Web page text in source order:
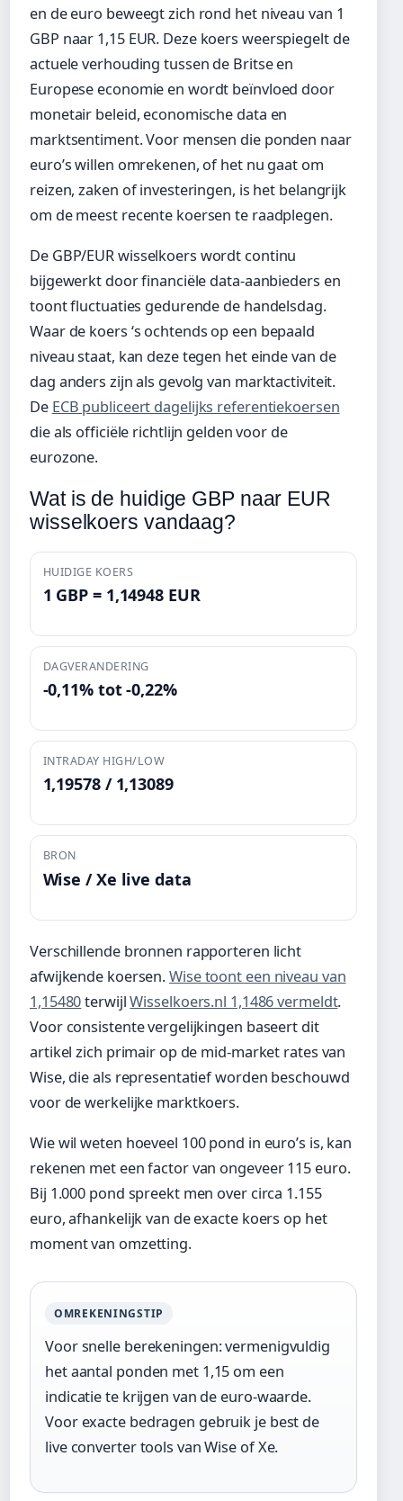
en de euro beweegt zich rond het niveau van 1
GBP naar 1,15 EUR. Deze koers weerspiegelt de
actuele verhouding tussen de Britse en
Europese economie en wordt beïnvloed door
monetair beleid, economische data en
marktsentiment. Voor mensen die ponden naar
euro’s willen omrekenen, of het nu gaat om
reizen, zaken of investeringen, is het belangrijk
om de meest recente koersen te raadplegen.
De GBP/EUR wisselkoers wordt continu
bijgewerkt door financiële data-aanbieders en
toont fluctuaties gedurende de handelsdag.
Waar de koers ‘s ochtends op een bepaald
niveau staat, kan deze tegen het einde van de
dag anders zijn als gevolg van marktactiviteit.
De ECB publiceert dagelijks referentiekoersen
die als officiële richtlijn gelden voor de
eurozone.
Wat is de huidige GBP naar EUR
wisselkoers vandaag?
HUIDIGE KOERS
1 GBP = 1,14948 EUR
DAGVERANDERING
-0,11% tot -0,22%
INTRADAY HIGH/LOW
1,19578 / 1,13089
BRON
Wise / Xe live data
Verschillende bronnen rapporteren licht
afwijkende koersen.Wise toont een niveau van
1,15480terwijlWisselkoers.nl 1,1486 vermeldt.
Voor consistente vergelijkingen baseert dit
artikel zich primair op de mid-market rates van
Wise, die als representatief worden beschouwd
voor de werkelijke marktkoers.
Wie wil weten hoeveel 100 pond in euro’s is, kan
rekenen met een factor van ongeveer 115 euro.
Bij 1.000 pond spreekt men over circa 1.155
euro, afhankelijk van de exacte koers op het
moment van omzetting.
OMREKENINGSTIP
Voor snelle berekeningen: vermenigvuldig
het aantal ponden met 1,15 om een
indicatie te krijgen van de euro-waarde.
Voor exacte bedragen gebruik je best de
live converter tools van Wise of Xe.